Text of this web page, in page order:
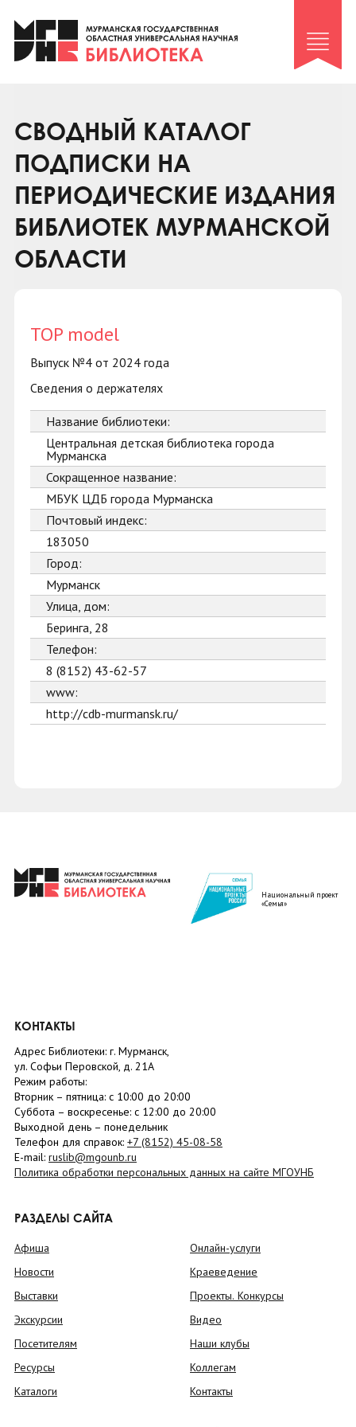
Клуб «Гиря и сельдерей»
Клуб «Семейный архив»
Коллегам
Контакты
СВОДНЫЙ КАТАЛОГ
ПОДПИСКИ НА
ПЕРИОДИЧЕСКИЕ ИЗДАНИЯ
БИБЛИОТЕК МУРМАНСКОЙ
ОБЛАСТИ
TOP model
Выпуск №4 от 2024 года
Сведения о держателях
Название библиотеки:
Центральная детская библиотека города
Мурманска
Сокращенное название:
МБУК ЦДБ города Мурманска
Почтовый индекс:
183050
Город:
Мурманск
Улица, дом:
Беринга, 28
Телефон:
8 (8152) 43-62-57
www:
http://cdb-murmansk.ru/
Национальный проект
«Семья»
КОНТАКТЫ
Адрес Библиотеки: г. Мурманск,
ул. Софьи Перовской, д. 21А
Режим работы:
Вторник – пятница: с 10:00 до 20:00
Суббота – воскресенье: c 12:00 до 20:00
Выходной день – понедельник
Телефон для справок: +7 (8152) 45-08-58
E-mail: ruslib@mgounb.ru
Политика обработки персональных данных на сайте МГОУНБ
РАЗДЕЛЫ САЙТА
Афиша
Новости
Выставки
Экскурсии
Посетителям
Ресурсы
Каталоги
Онлайн-услуги
Краеведение
Проекты. Конкурсы
Видео
Наши клубы
Коллегам
Контакты